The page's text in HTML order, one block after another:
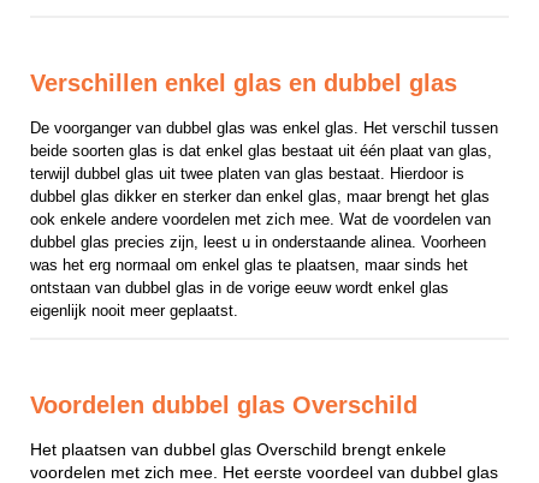
Verschillen enkel glas en dubbel glas
De voorganger van dubbel glas was enkel glas. Het verschil tussen
beide soorten glas is dat enkel glas bestaat uit één plaat van glas,
terwijl dubbel glas uit twee platen van glas bestaat. Hierdoor is
dubbel glas dikker en sterker dan enkel glas, maar brengt het glas
ook enkele andere voordelen met zich mee. Wat de voordelen van
dubbel glas precies zijn, leest u in onderstaande alinea. Voorheen
was het erg normaal om enkel glas te plaatsen, maar sinds het
ontstaan van dubbel glas in de vorige eeuw wordt enkel glas
eigenlijk nooit meer geplaatst.
Voordelen dubbel glas Overschild
Het plaatsen van dubbel glas Overschild brengt enkele
voordelen met zich mee. Het eerste voordeel van dubbel glas